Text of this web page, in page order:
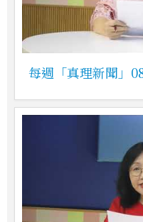
每週「真理新聞」